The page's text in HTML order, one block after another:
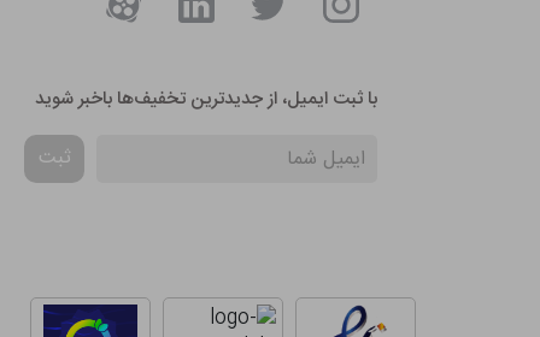
با ثبت ایمیل، از جدید‌ترین تخفیف‌ها با‌خبر شوید
ثبت